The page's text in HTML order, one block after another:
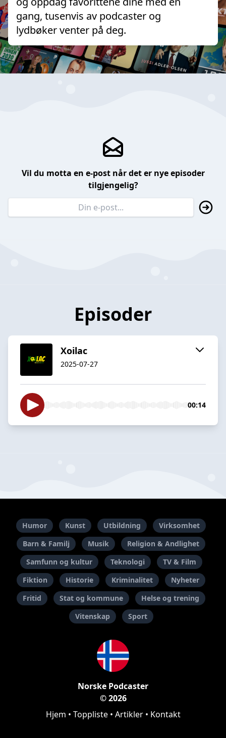
gang, tusenvis av podcaster og
lydbøker venter på deg.
Vil du motta en e-post når det er nye episoder
tilgjengelig?
Episoder
Xoilac
2025-07-27
00:14
Humor Kunst Utbildning
Virksomhet
Barn & Familj
Musik
Religion & Andlighet
Samfunn og kultur
Teknologi
TV & Film
Fiktion
Historie Kriminalitet
Nyheter
Fritid
Stat og kommune
Helse og trening
Vitenskap
Sport
Norske Podcaster
© 2026
Hjem • Toppliste• Artikler• Kontakt